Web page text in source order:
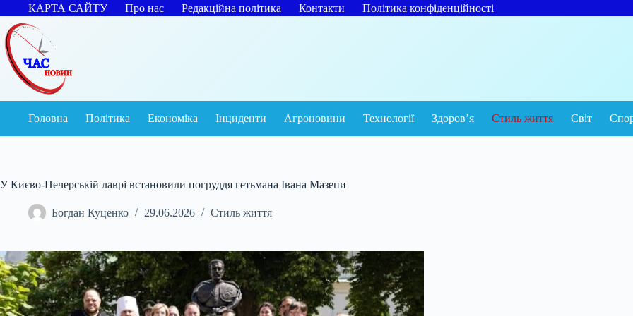
Перейти
до
вмісту
КАРТА САЙТУ Про нас Редакційна політика Контакти Політика конфіденційності
Головна Політика Економіка Інциденти Агроновини Технології Здоров’я Стиль життя Світ
У Києво-Печерській лаврі встановили погруддя гетьмана Івана Мазепи
Богдан Куценко 29.06.2026 Стиль життя